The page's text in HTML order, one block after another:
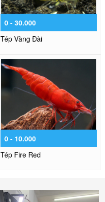
0 - 30.000
Tép Vàng Đài
0 - 10.000
Tép Fire Red